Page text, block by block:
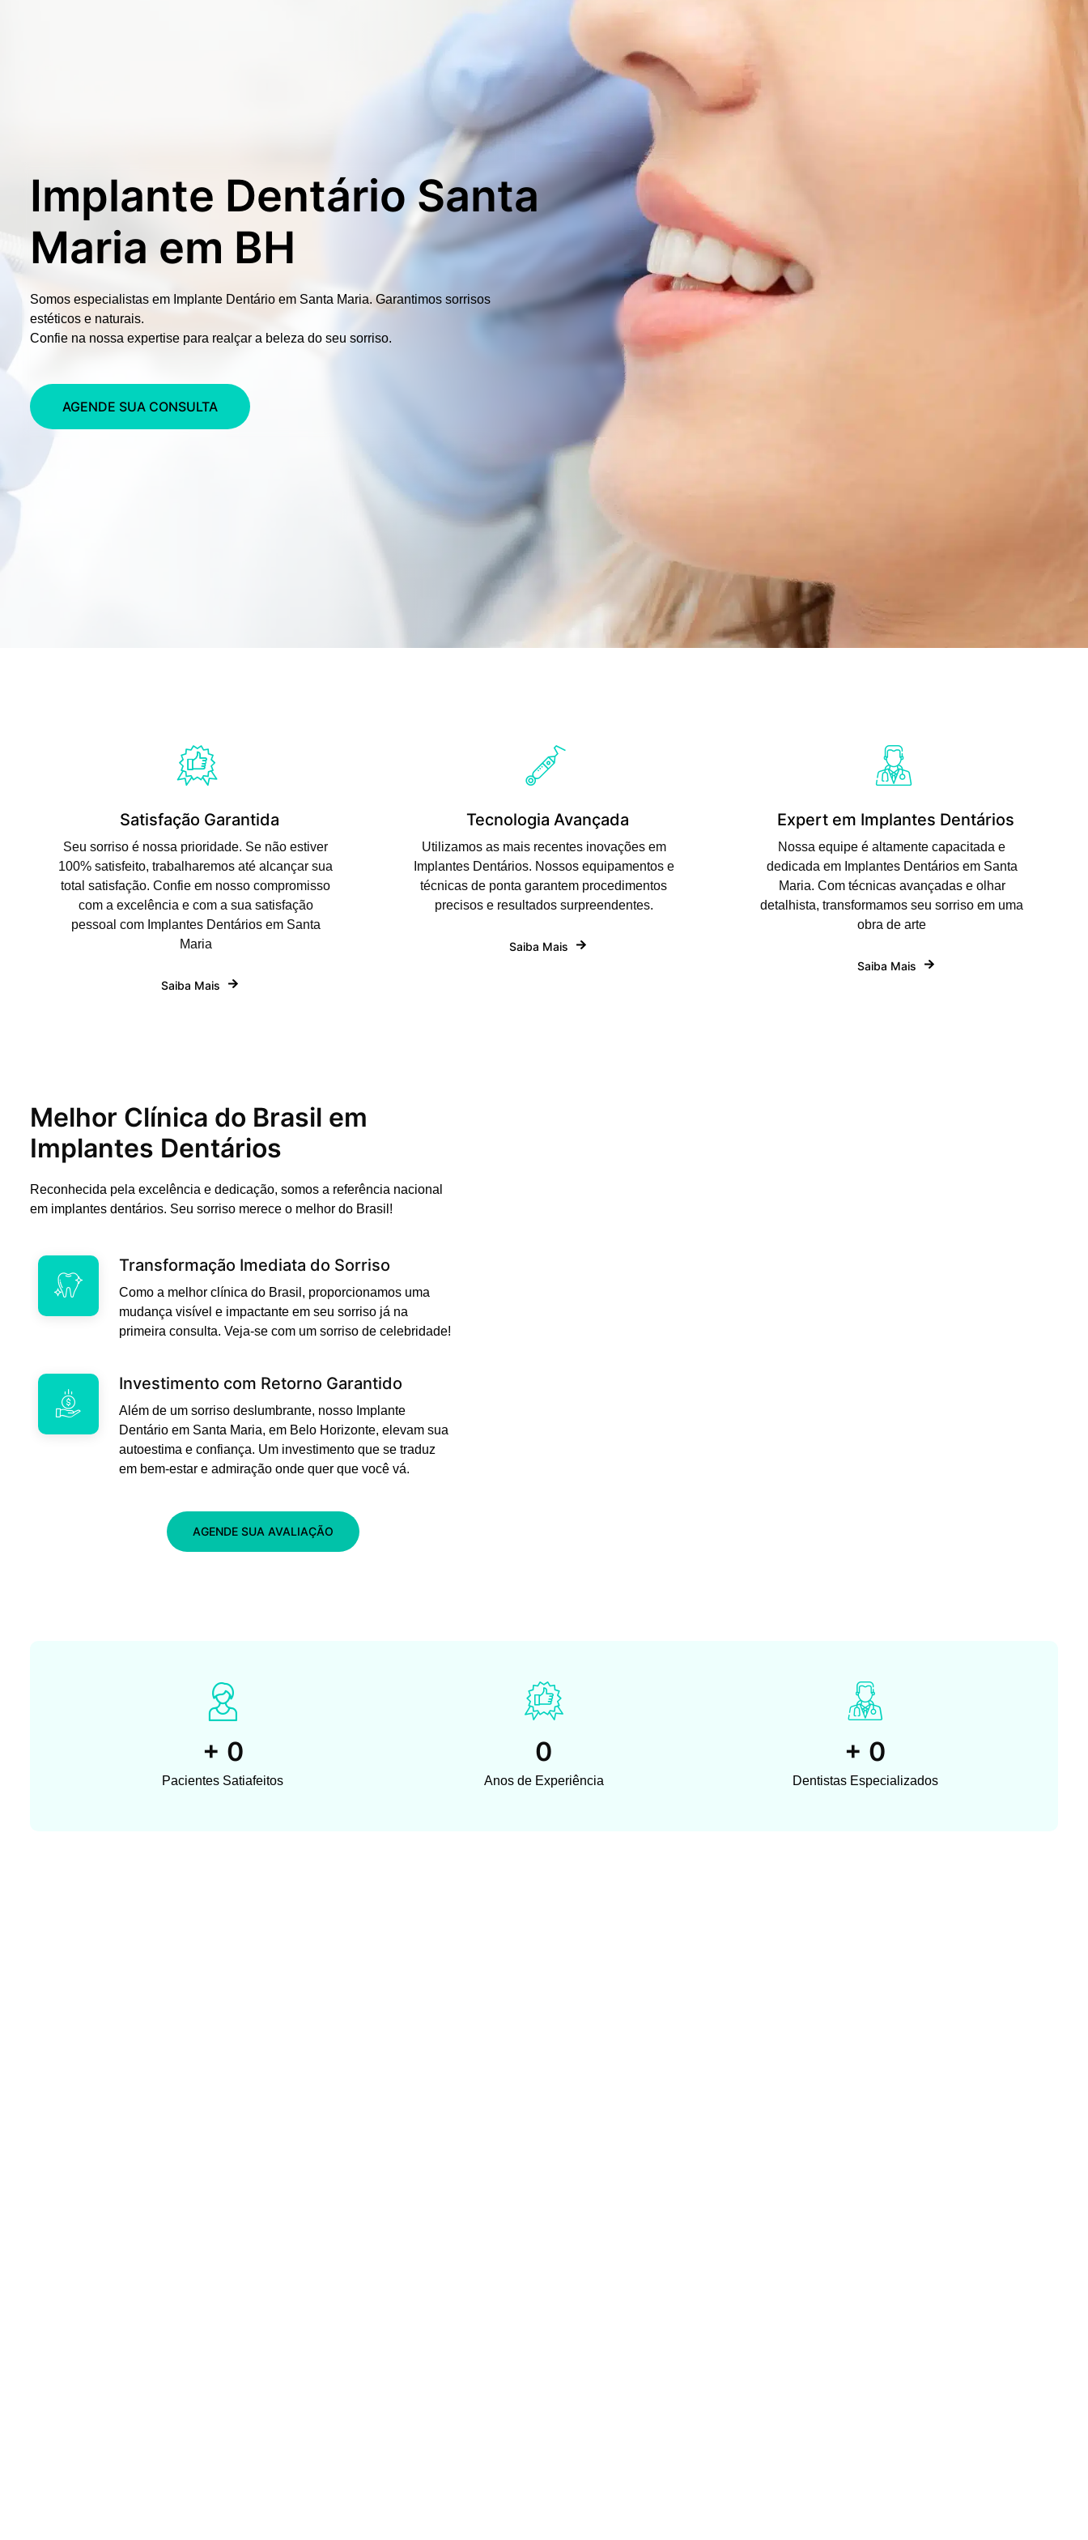
Implante Dentário Santa
Maria em BH
Somos especialistas em Implante Dentário em Santa Maria. Garantimos sorrisos
estéticos e naturais.
Confie na nossa expertise para realçar a beleza do seu sorriso.
AGENDE SUA CONSULTA
Satisfação Garantida
Seu sorriso é nossa prioridade. Se não estiver
100% satisfeito, trabalharemos até alcançar sua
total satisfação. Confie em nosso compromisso
com a excelência e com a sua satisfação
pessoal com Implantes Dentários em Santa
Maria
Saiba Mais
Tecnologia Avançada
Utilizamos as mais recentes inovações em
Implantes Dentários. Nossos equipamentos e
técnicas de ponta garantem procedimentos
precisos e resultados surpreendentes.
Saiba Mais
Expert em Implantes Dentários
Nossa equipe é altamente capacitada e
dedicada em Implantes Dentários em Santa
Maria. Com técnicas avançadas e olhar
detalhista, transformamos seu sorriso em uma
obra de arte
Saiba Mais
Melhor Clínica do Brasil em
Implantes Dentários
Reconhecida pela excelência e dedicação, somos a referência nacional
em implantes dentários. Seu sorriso merece o melhor do Brasil!
Transformação Imediata do Sorriso
Como a melhor clínica do Brasil, proporcionamos uma
mudança visível e impactante em seu sorriso já na
primeira consulta. Veja-se com um sorriso de celebridade!
Investimento com Retorno Garantido
Além de um sorriso deslumbrante, nosso Implante
Dentário em Santa Maria, em Belo Horizonte, elevam sua
autoestima e confiança. Um investimento que se traduz
em bem-estar e admiração onde quer que você vá.
AGENDE SUA AVALIAÇÃO
+ 0
Pacientes Satiafeitos
0
Anos de Experiência
+ 0
Dentistas Especializados